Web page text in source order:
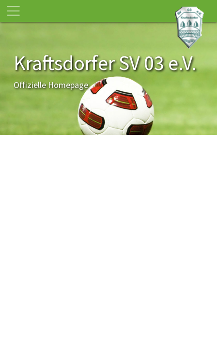
Kraftsdorfer SV 03 e.V.
Offizielle Homepage